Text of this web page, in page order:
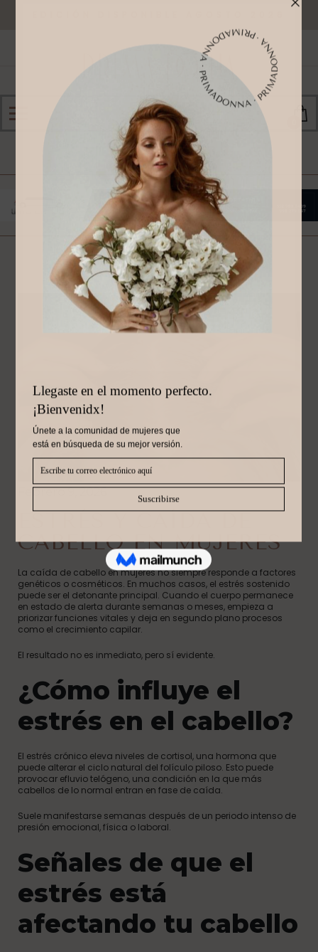
Febrero 9, 2026
CABELLO EN MUJERES
La caída de cabello en mujeres no siempre responde a factores
genéticos o cosméticos. En muchos casos, el estrés sostenido
puede ser el detonante principal. Cuando el cuerpo permanece
en estado de alerta durante semanas o meses, empieza a
priorizar funciones vitales y deja en segundo plano procesos
como el crecimiento capilar.
El resultado no es inmediato, pero sí evidente.
¿Cómo influye el
estrés en el cabello?
El estrés crónico eleva niveles de cortisol, una hormona que
puede alterar el ciclo natural del folículo piloso. Esto puede
provocar efluvio telógeno, una condición en la que más
cabellos de lo normal entran en fase de caída.
Suele manifestarse semanas después de un periodo intenso de
presión emocional, física o laboral.
Señales de que el
estrés está
afectando tu cabello